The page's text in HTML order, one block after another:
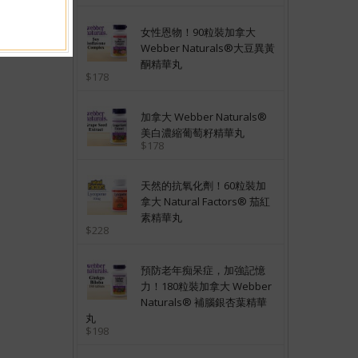
女性恩物！90粒裝加拿大
Webber Naturals®大豆異黃
酮精華丸
$178
加拿大 Webber Naturals®
美白濃縮葡萄籽精華丸
$178
天然的抗氧化劑！60粒裝加
拿大 Natural Factors® 茄紅
素精華丸
$228
預防老年痴呆症，加強記憶
力！180粒裝加拿大 Webber
Naturals® 補腦銀杏葉精華
丸
$198